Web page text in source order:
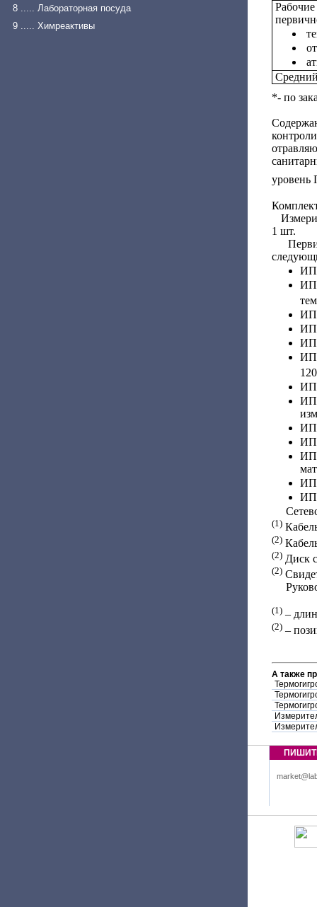
8 ..... Лабораторная посуда
9 ..... Химреактивы
*- по
уровень
1 шт.
(1)
(2)
(2) Диск
(2)
(1) –
(2) –
А также